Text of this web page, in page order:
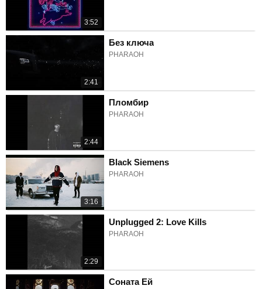
3:52
2:41
Без ключа
PHARAOH
2:44
Пломбир
PHARAOH
3:16
Black Siemens
PHARAOH
2:29
Unplugged 2: Love Kills
PHARAOH
Соната Ей